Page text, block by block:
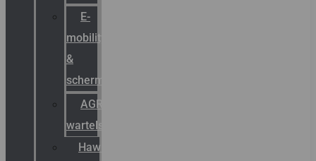
E-
mobility
&
schermstromen
AGRO
wartels
Hawke